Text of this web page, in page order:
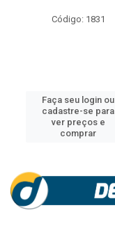
Código: 1831
Faça seu login ou
cadastre-se para
ver preços e
comprar